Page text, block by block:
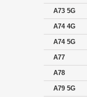
A73 5G
A74 4G
A74 5G
A77
A78
A79 5G